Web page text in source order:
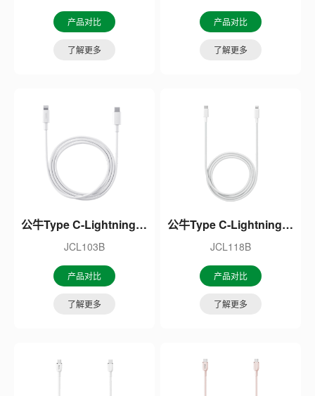
产品对比
了解更多
产品对比
了解更多
公牛Type C-Lightning苹果数据线
JCL103B
产品对比
了解更多
公牛Type C-Lightning苹果数据线
JCL118B
产品对比
了解更多